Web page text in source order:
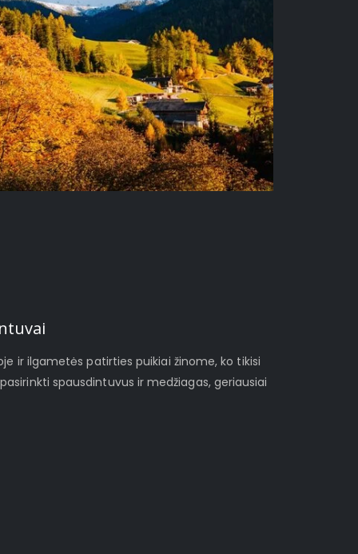
ir ilgametės patirties puikiai žinome, ko tikisi
spausdintuvus ir medžiagas, geriausiai